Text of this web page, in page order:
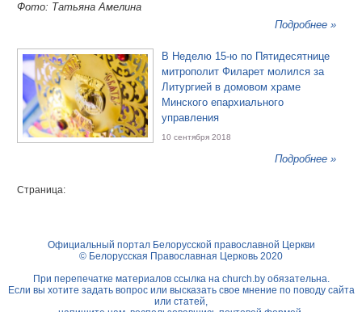
Фото: Татьяна Амелина
Подробнее »
В Неделю 15-ю по Пятидесятнице
митрополит Филарет молился за
Литургией в домовом храме
Минского епархиального
управления
10 сентября 2018
Подробнее »
Страница:
Официальный портал Белорусской православной Церкви
© Белорусская Православная Церковь 2020
При перепечатке материалов ссылка на church.byобязательна.
Если вы хотите задать вопрос или высказать свое мнение по поводу сайта
или статей,